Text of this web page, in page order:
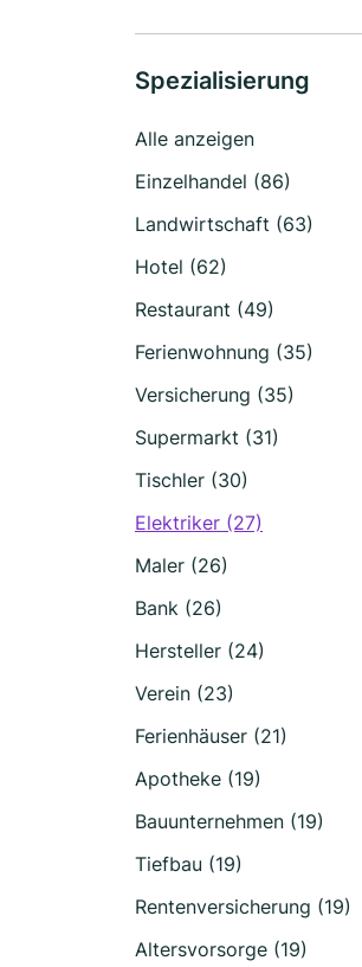
Spezialisierung
Alle anzeigen
Einzelhandel (86)
Landwirtschaft (63)
Hotel (62)
Restaurant (49)
Ferienwohnung (35)
Versicherung (35)
Supermarkt (31)
Tischler (30)
Elektriker (27)
Maler (26)
Bank (26)
Hersteller (24)
Verein (23)
Ferienhäuser (21)
Apotheke (19)
Bauunternehmen (19)
Tiefbau (19)
Rentenversicherung (19)
Altersvorsorge (19)